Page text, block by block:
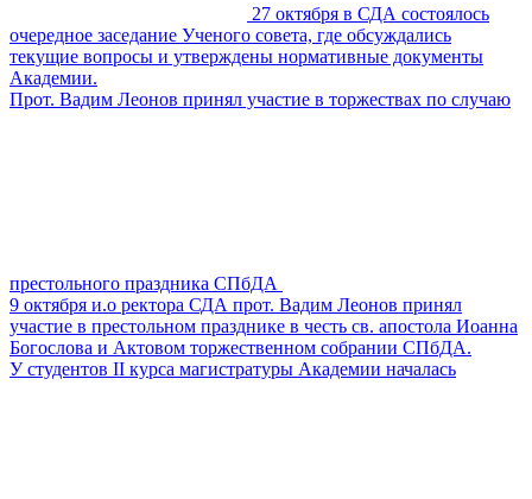
27 октября в СДА состоялось
очередное заседание Ученого совета, где обсуждались
текущие вопросы и утверждены нормативные документы
Академии.
Прот. Вадим Леонов принял участие в торжествах по случаю
престольного праздника СПбДА
9 октября и.о ректора СДА прот. Вадим Леонов принял
участие в престольном празднике в честь св. апостола Иоанна
Богослова и Актовом торжественном собрании СПбДА.
У cтудентов II курса магистратуры Академии началась